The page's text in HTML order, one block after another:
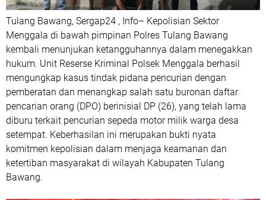
Tulang Bawang, Sergap24 , Info– Kepolisian Sektor
Menggala di bawah pimpinan Polres Tulang Bawang
kembali menunjukan ketangguhannya dalam menegakkan
hukum. Unit Reserse Kriminal Polsek Menggala berhasil
mengungkap kasus tindak pidana pencurian dengan
pemberatan dan menangkap salah satu buronan daftar
pencarian orang (DPO) berinisial DP (26), yang telah lama
diburu terkait pencurian sepeda motor milik warga desa
setempat. Keberhasilan ini merupakan bukti nyata
komitmen kepolisian dalam menjaga keamanan dan
ketertiban masyarakat di wilayah Kabupaten Tulang
Bawang.